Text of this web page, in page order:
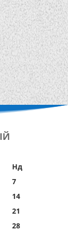
Нд
7
14
21
28